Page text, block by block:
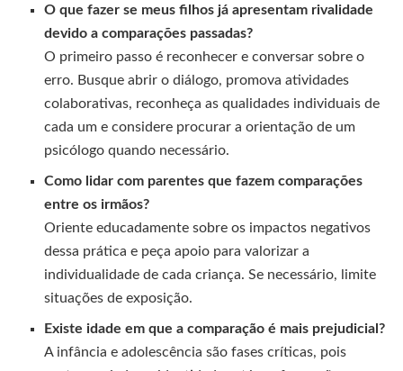
O que fazer se meus filhos já apresentam rivalidade
devido a comparações passadas?
O primeiro passo é reconhecer e conversar sobre o
erro. Busque abrir o diálogo, promova atividades
colaborativas, reconheça as qualidades individuais de
cada um e considere procurar a orientação de um
psicólogo quando necessário.
Como lidar com parentes que fazem comparações
entre os irmãos?
Oriente educadamente sobre os impactos negativos
dessa prática e peça apoio para valorizar a
individualidade de cada criança. Se necessário, limite
situações de exposição.
Existe idade em que a comparação é mais prejudicial?
A infância e adolescência são fases críticas, pois